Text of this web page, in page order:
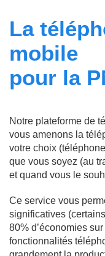
La
mobile
pour la
Notre plateforme de
vous amenons la
votre choix
que vous soyez (au
et quand vous le
Ce service vous
significatives
80% d’économies
fonctionnalités